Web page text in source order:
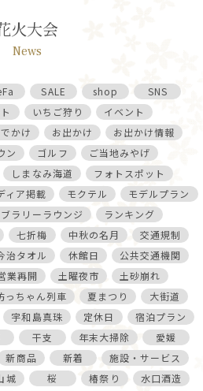
火大会
News
SALE shop
SNS
いちご狩り
イベント
かけ お出かけ
お出かけ情報
ン ゴルフ
ご当地みやげ
しまなみ海道
フォトスポット
ィア掲載 モクテル
モデルプラン
ラリーラウンジ
ランキング
七折梅 中秋の名月
交通規制
治タオル 休館日
公共交通機関
業再開 土曜夜市
土砂崩れ
っちゃん列車 夏まつり
大街道
宇和島真珠 定休日
宿泊プラン
干支 年末大掃除
愛媛
新商品 新着
施設・サービス
城 桜 椿祭り
水口酒造